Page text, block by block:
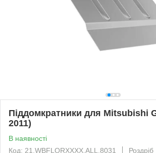
Піддомкратники для Mitsubishi
2011)
В наявності
Код: 21.WBFLORXXXX.ALL.8031
Роздріб